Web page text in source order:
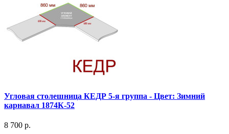
Угловая столешница КЕДР 5-я группа - Цвет: Зимний
карнавал 1874К-52
8 700 р.